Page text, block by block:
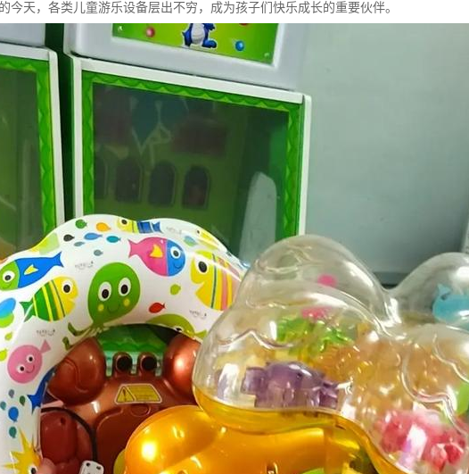
今天，各类儿童游乐设备层出不穷，成为孩子们快乐成长的重要伙伴。